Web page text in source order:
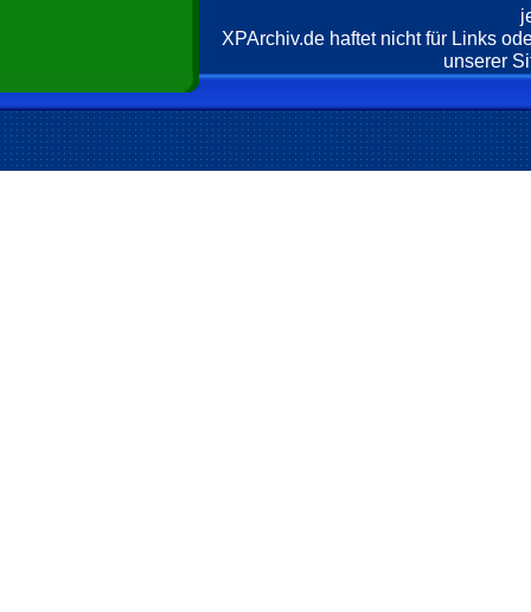
XPArchiv.de haftet nicht für Links
unserer